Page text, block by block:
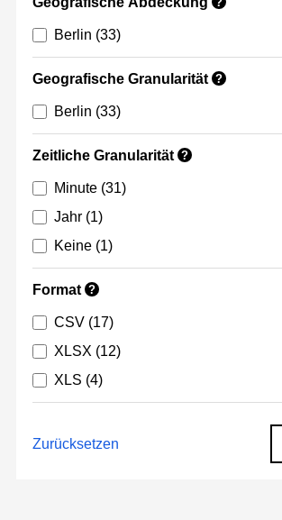
Berlin (33)
Geografische Granularität ?
Berlin (33)
Zeitliche Granularität ?
Minute (31)
Jahr (1)
Keine (1)
Format ?
CSV (17)
XLSX (12)
XLS (4)
Zurücksetzen